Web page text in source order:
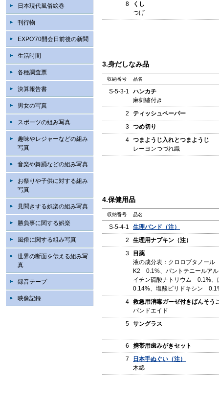
日本現代風俗絵巻
刊行物
EXPO'70開会日前後の新聞
生活時間
各種調査票
決算報告書
男女の写真
スポーツの組み写真
趣味やレジャーなどの組み
写真
音楽や舞踊などの組み写真
お祭りや子供に対する組み
写真
見聞きする娯楽の組み写真
勝負事に関する娯楽
風俗に関する組み写真
世界の断面を伝える組み写
真
録音テープ
映像記録
8
くし
つげ
3.身だしなみ品
収納番号 品名
S-5-3-1
ハンカチ
麻刺繍付き
2
ティッシュペーパー
3 つめ切り
4 つまようじ入れとつまようじ
レーヨンつづれ織
4.保健用品
収納番号 品名
S-5-4-1
生理バンド（注）
2
生理用ナプキン（注）
3
目薬
液の成分表：クロロブタノー
K2 0.1%、パントテニールア
イチン硫酸ナトリウム 0.1%
0.14%、塩酸ピリドキシン
4 救急用消毒ガーゼ付きばんそう
バンドエイド
5 サングラス
6
携帯用歯みがきセット
7
日本手ぬぐい（注）
木綿